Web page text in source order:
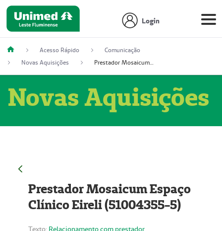
Login
Acesso Rápido
Comunicação
Novas Aquisições
Prestador Mosaicum Espaço Clínico Eireli (51004355-5)
Novas Aquisições
Prestador Mosaicum Espaço
Clínico Eireli (51004355-5)
Texto: Relacionamento com prestador